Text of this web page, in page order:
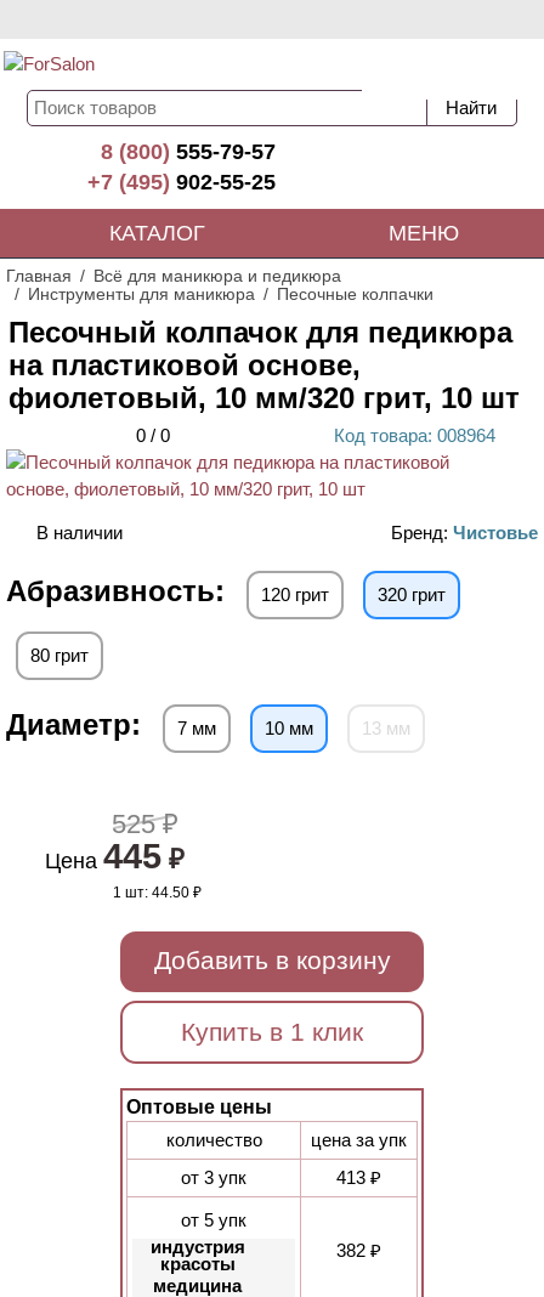
8 (800)555-79-57
+7 (495)902-55-25
КАТАЛОГ МЕНЮ
Главная
Всё для маникюра и педикюра
Инструменты для маникюра
Песочные колпачки
Песочный колпачок для педикюра
на пластиковой основе,
фиолетовый, 10 мм/320 грит, 10 шт
0 / 0 Код товара: 008964
В наличии Бренд: Чистовье
Абразивность: 120 грит 320 грит
80 грит
Диаметр: 7 мм 10 мм 13 мм
525 ₽
Цена 445₽
1 шт:44.50 ₽
Добавить в корзину
Купить в 1 клик
Оптовые цены
количество
цена за упк
от 3 упк
413 ₽
от 5 упк
индустрия
красоты
медицина
382 ₽